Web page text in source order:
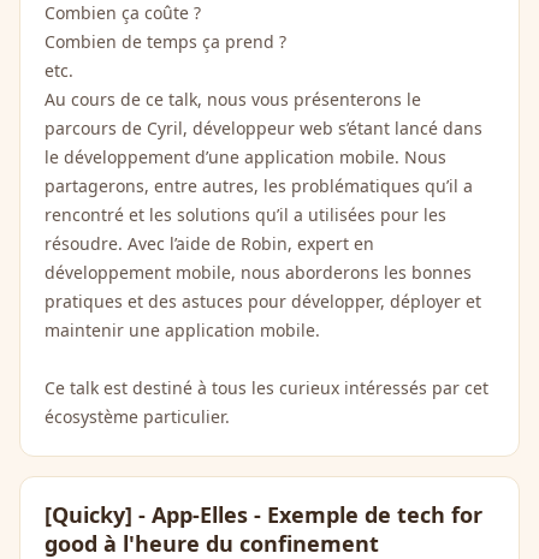
Combien ça coûte ?
Combien de temps ça prend ?
etc.
Au cours de ce talk, nous vous présenterons le
parcours de Cyril, développeur web s’étant lancé dans
le développement d’une application mobile. Nous
partagerons, entre autres, les problématiques qu’il a
rencontré et les solutions qu’il a utilisées pour les
résoudre. Avec l’aide de Robin, expert en
développement mobile, nous aborderons les bonnes
pratiques et des astuces pour développer, déployer et
maintenir une application mobile.
Ce talk est destiné à tous les curieux intéressés par cet
écosystème particulier.
[Quicky] - App-Elles - Exemple de tech for
good à l'heure du confinement